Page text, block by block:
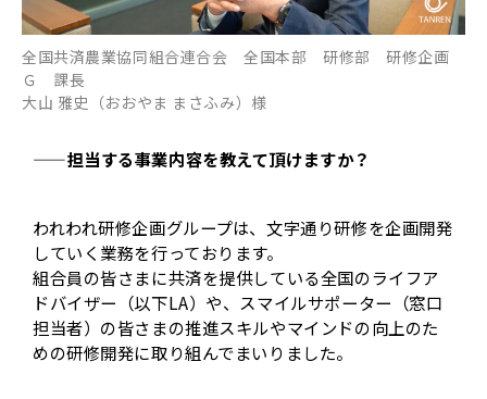
全国共済農業協同組合連合会 全国本部 研修部 研修企画
Ｇ 課長
大山 雅史（おおやま まさふみ）様
——担当する事業内容を教えて頂けますか？
われわれ研修企画グループは、文字通り研修を企画開発
していく業務を行っております。
組合員の皆さまに共済を提供している全国のライフア
ドバイザー（以下LA）や、スマイルサポーター（窓口
担当者）の皆さまの推進スキルやマインドの向上のた
めの研修開発に取り組んでまいりました。